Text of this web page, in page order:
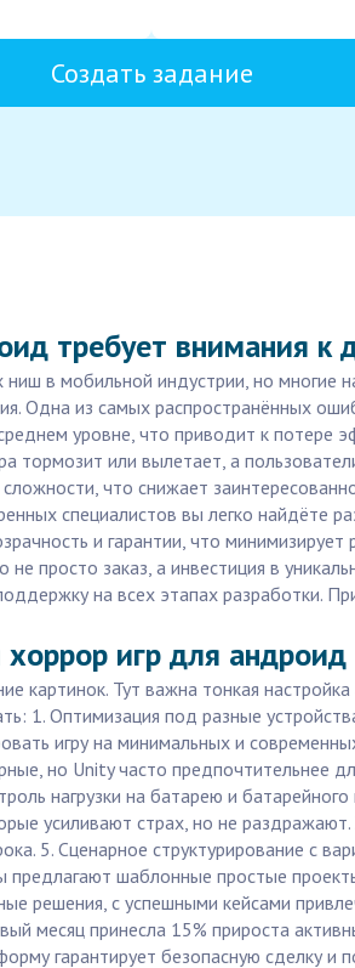
Создать задание
требует внимания к
в мобильной индустрии, но многие
Одна из самых распространённых
уровне, что приводит к потере
тормозит или вылетает, а
что снижает
специалистов вы легко найдёте
и гарантии, что минимизирует
просто заказ, а инвестиция в
на всех этапах разработки.
игр для андроид
картинок. Тут важна тонкая
1. Оптимизация под разные
игру на минимальных и
но Unity часто предпочтительнее
нагрузки на батарею и
усиливают страх, но не
5. Сценарное структурирование с
предлагают шаблонные простые
решения, с успешными кейсами
месяц принесла 15% прироста
гарантирует безопасную сделку и